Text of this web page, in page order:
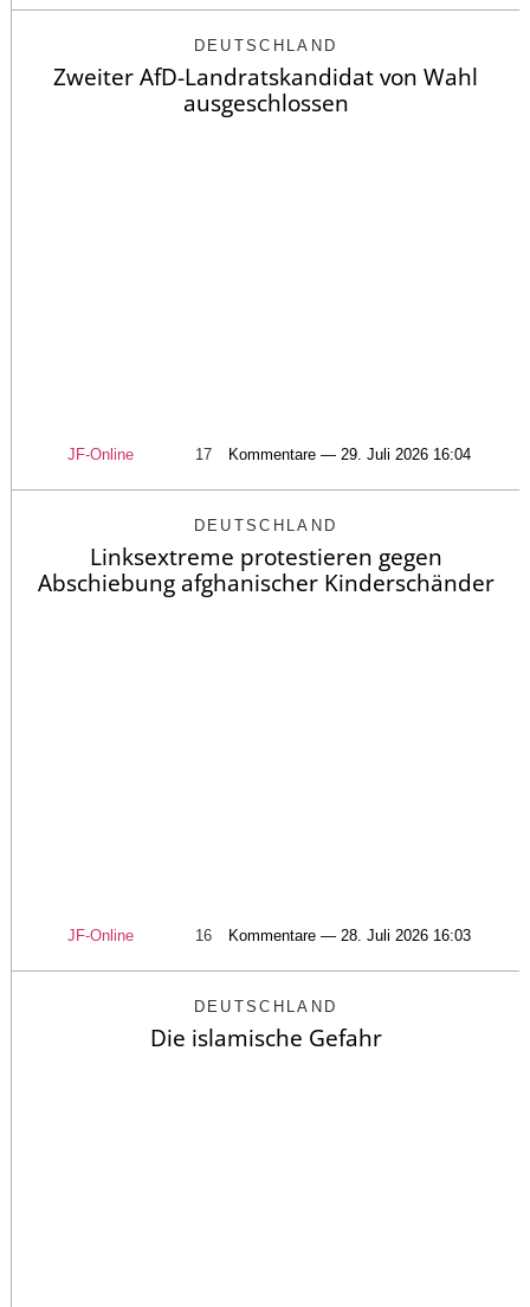
DEUTSCHLAND
Zweiter AfD-Landratskandidat von Wahl
ausgeschlossen
JF-Online 17 Kommentare — 29. Juli 2026 16:04
DEUTSCHLAND
Linksextreme protestieren gegen
Abschiebung afghanischer Kinderschänder
JF-Online 16 Kommentare — 28. Juli 2026 16:03
DEUTSCHLAND
Die islamische Gefahr